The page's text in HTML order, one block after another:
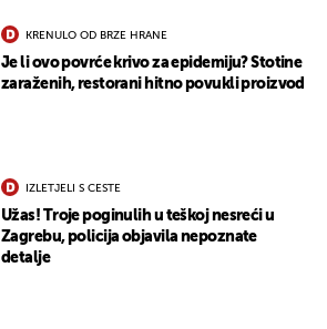
KRENULO OD BRZE HRANE
Je li ovo povrće krivo za epidemiju? Stotine
zaraženih, restorani hitno povukli proizvod
IZLETJELI S CESTE
Užas! Troje poginulih u teškoj nesreći u
Zagrebu, policija objavila nepoznate
detalje